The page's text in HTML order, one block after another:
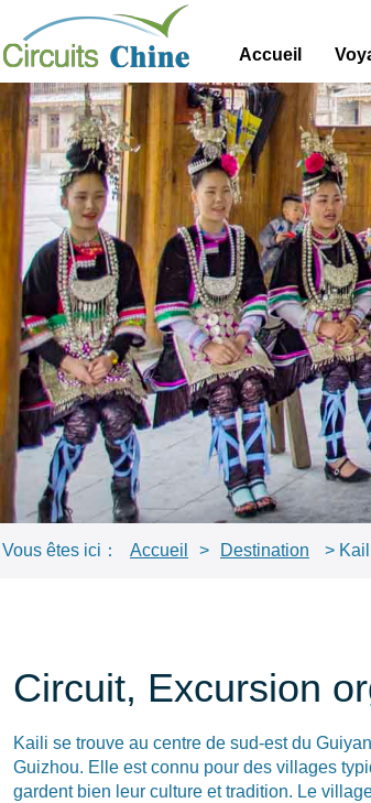
Accueil
Vous êtes ici： Accueil > Destination >
Circuit, Excursion
Kaili se trouve au centre de sud-est du
Guizhou. Elle est connu pour des villages
gardent bien leur culture et tradition. Le